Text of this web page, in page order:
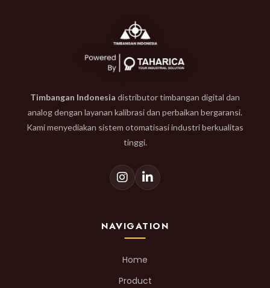
Timbangan Indonesia distributor timbangan digital dan
analog dengan layanan kalibrasi dan perbaikan bergaransi.
Kami menyediakan sistem otomatisasi industri berkualitas
tinggi.
NAVIGATION
Home
Product